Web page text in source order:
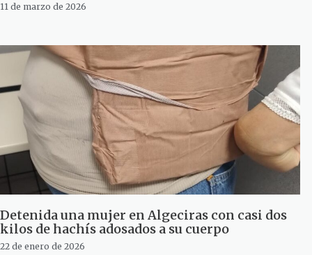
11 de marzo de 2026
Detenida una mujer en Algeciras con casi dos
kilos de hachís adosados a su cuerpo
22 de enero de 2026